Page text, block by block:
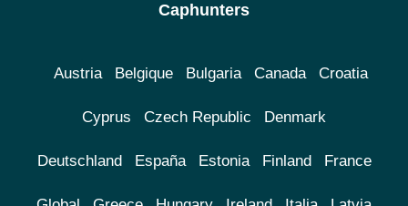
Caphunters
Austria Belgique Bulgaria Canada Croatia
Cyprus Czech Republic Denmark
Deutschland España Estonia Finland France